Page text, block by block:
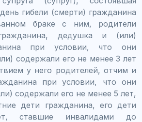
гибели (смерти) гражданина
браке с ним, родители
дедушка и (или)
при условии, что они
содержали его не менее 3 лет
у него родителей, отчим и
при условии, что они
содержали его не менее 5 лет,
дети гражданина, его дети
ставшие инвалидами до